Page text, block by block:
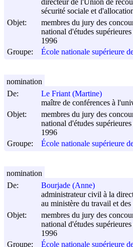
directeur de l'Union de
sécurité sociale et
Objet:
membres du jury des
national d'études
1996
Groupe:
École nationale supérieure
De:
Le Friant (Martine)
maître de conférences à
Objet:
membres du jury des
national d'études
1996
Groupe:
École nationale supérieure
nomination
De:
Bourjade (Anne)
administrateur civil à la
au ministère du travail et
Objet:
membres du jury des
national d'études
1996
Groupe:
École nationale supérieure
nomination